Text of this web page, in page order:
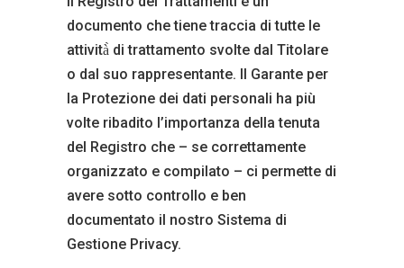
documento che tiene traccia di tutte le
attività̀ di trattamento svolte dal Titolare
o dal suo rappresentante. Il Garante per
la Protezione dei dati personali ha più
volte ribadito l’importanza della tenuta
del Registro che – se correttamente
organizzato e compilato – ci permette di
avere sotto controllo e ben
documentato il nostro Sistema di
Gestione Privacy.